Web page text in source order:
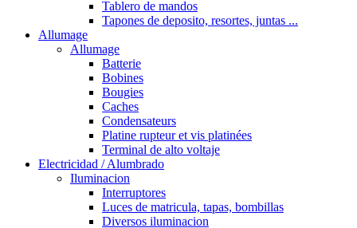
Tablero de mandos
Tapones de deposito, resortes, juntas ...
Allumage
Allumage
Batterie
Bobines
Bougies
Caches
Condensateurs
Platine rupteur et vis platinées
Terminal de alto voltaje
Electricidad / Alumbrado
Iluminacion
Interruptores
Luces de matricula, tapas, bombillas
Diversos iluminacion